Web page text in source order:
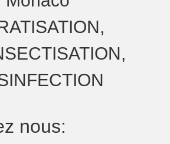
nous: